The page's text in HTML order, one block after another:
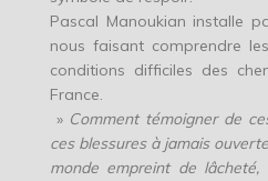
Pascal Manoukian installe
nous faisant comprendre
conditions difficiles des
France.
» Comment témoigner de
ces blessures à jamais
monde empreint de